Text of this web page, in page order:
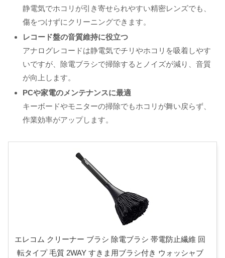
静電気でホコリが引き寄せられやすい精密レンズでも、
傷をつけずにクリーニングできます。
レコード盤の音質維持に役立つ
アナログレコードは静電気でチリやホコリを吸着しやす
いですが、除電ブラシで掃除するとノイズが減り、音質
が向上します。
PCや家電のメンテナンスに最適
キーボードやモニターの掃除でもホコリが舞い戻らず、
作業効率がアップします。
エレコム クリーナー ブラシ 除電ブラシ 帯電防止繊維 回
転タイプ 毛質 2WAY すきま用ブラシ付き ウォッシャブ